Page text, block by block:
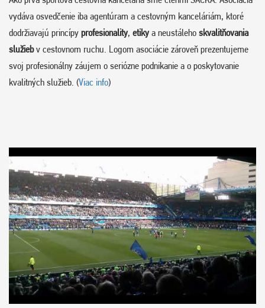
vydáva osvedčenie iba agentúram a cestovným kanceláriám, ktoré
dodržiavajú princípy profesionality, etikya neustáleho skvalitňovania
služiebv cestovnom ruchu. Logom asociácie zároveň prezentujeme
svoj profesionálny záujem o seriózne podnikanie a o poskytovanie
kvalitných služieb. (Viac info)